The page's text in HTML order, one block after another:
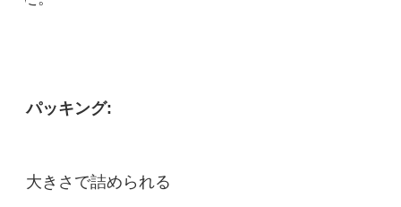
パッキング:
大きさで詰められる